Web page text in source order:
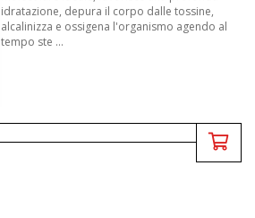
idratazione, depura il corpo dalle tossine,
alcalinizza e ossigena l'organismo agendo al
tempo ste ...